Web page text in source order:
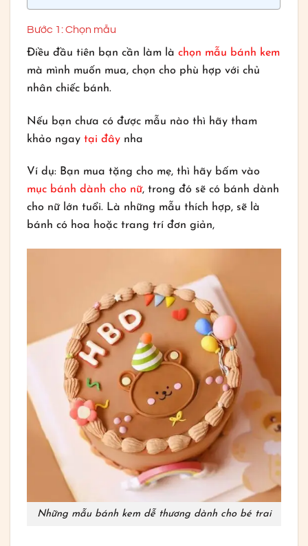
Bước 1: Chọn mẫu
Điều đầu tiên bạn cần làm làchọn mẫu bánh kem
mà mình muốn mua, chọn cho phù hợp với chủ
nhân chiếc bánh.
Nếu bạn chưa có được mẫu nào thì hãy tham
khảo ngaytại đây nha
Ví dụ: Bạn mua tặng cho mẹ, thì hãy bấm vào
mục bánh dành cho nữ, trong đó sẽ có bánh dành
cho nữ lớn tuổi. Là những mẫu thích hợp, sẽ là
bánh có hoa hoặc trang trí đơn giản,
Những mẫu bánh kem dễ thương dành cho bé trai